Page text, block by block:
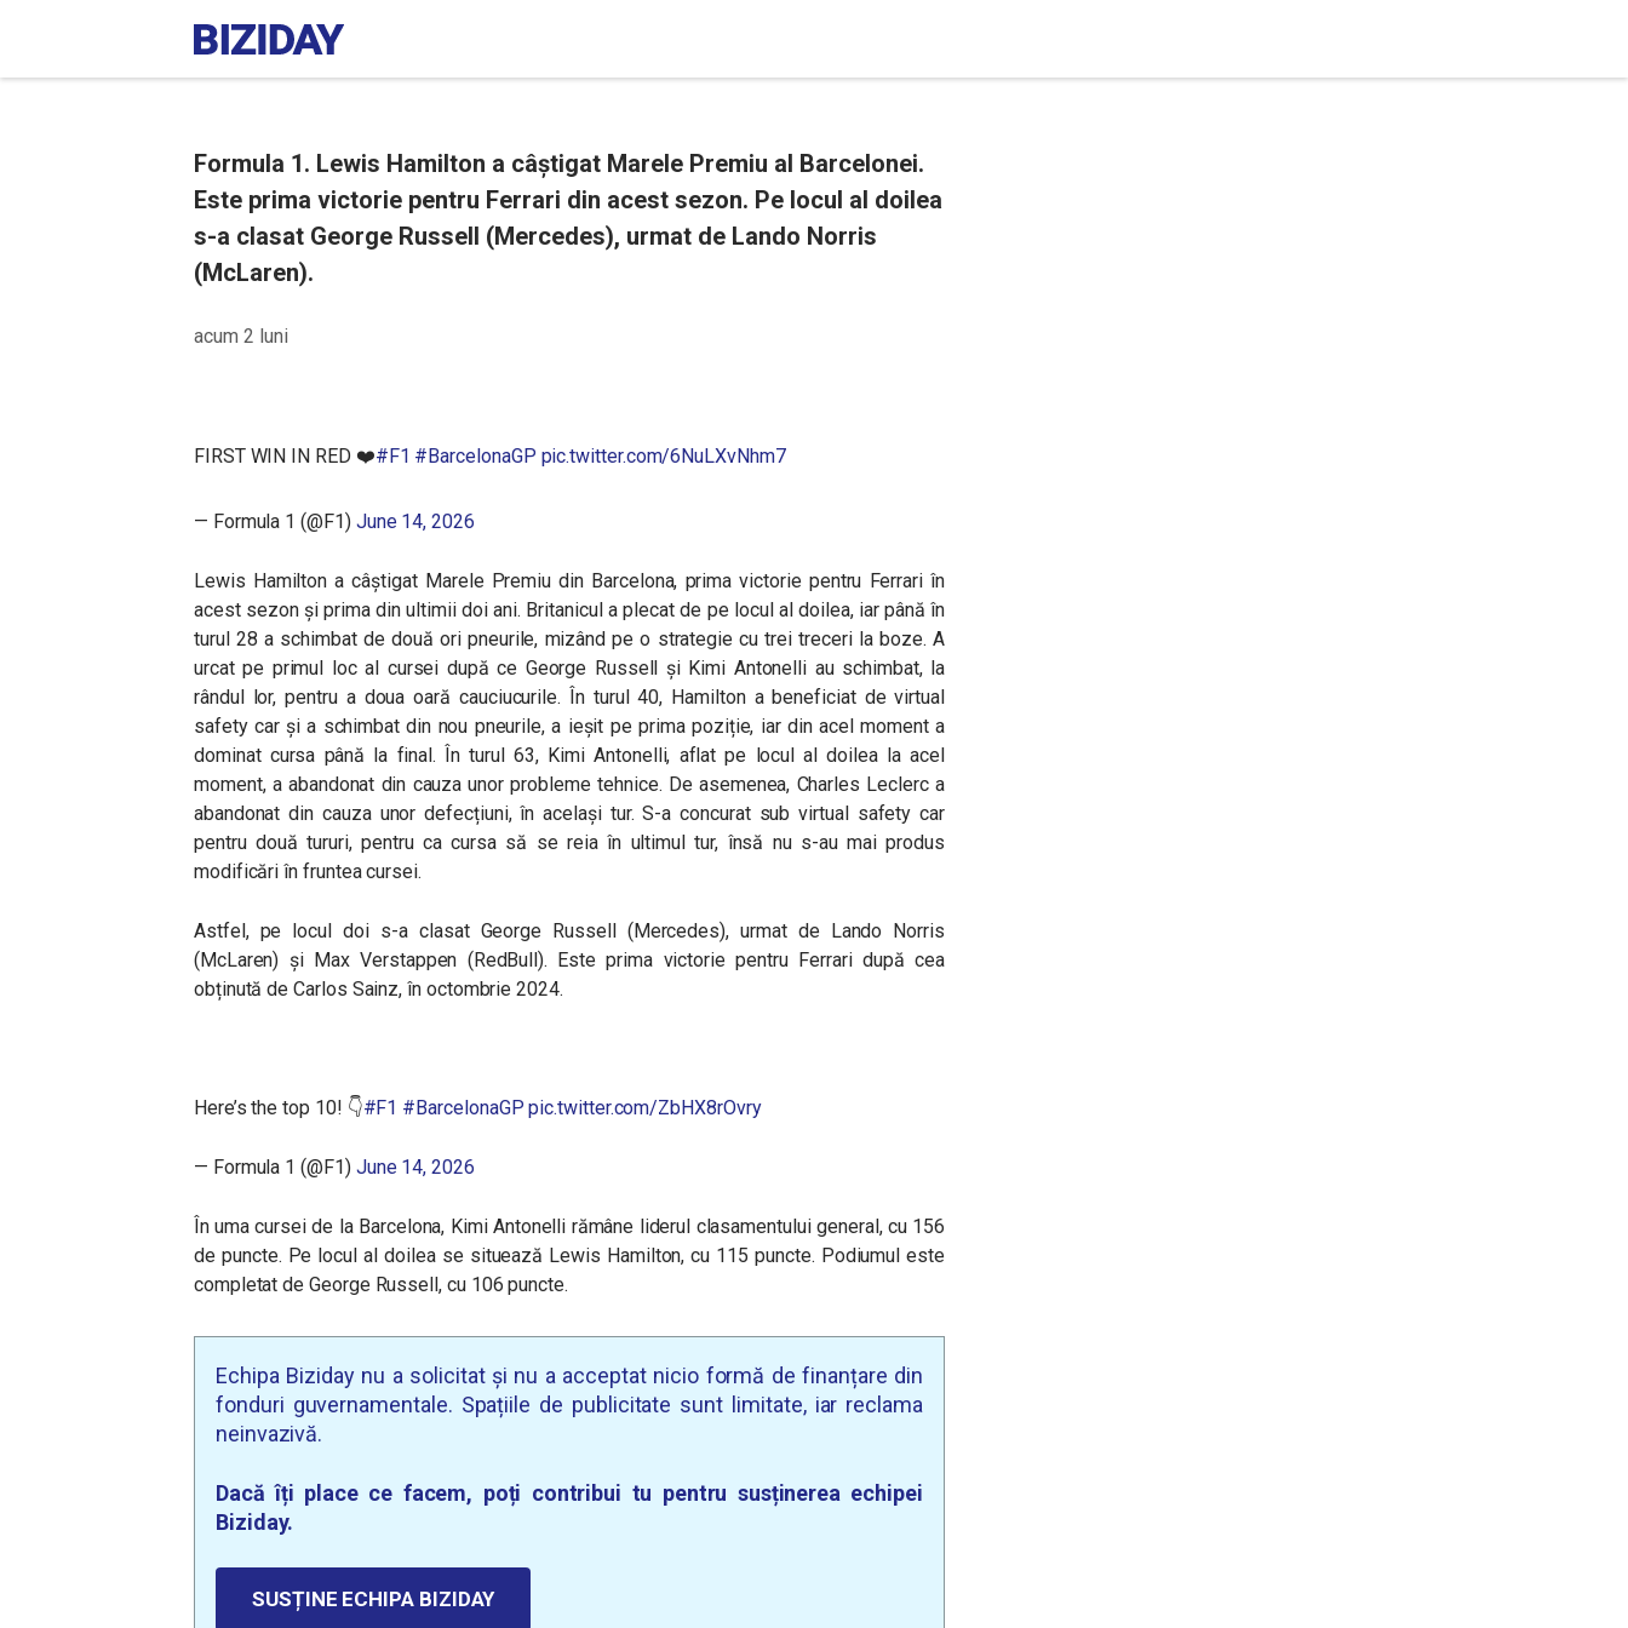
Formula 1. Lewis Hamilton a câștigat Marele Premiu al Barcelonei.
Este prima victorie pentru Ferrari din acest sezon. Pe locul al doilea
s-a clasat George Russell (Mercedes), urmat de Lando Norris
(McLaren).
acum 2 luni
FIRST WIN IN RED ❤️#F1 #BarcelonaGP pic.twitter.com/6NuLXvNhm7
— Formula 1 (@F1) June 14, 2026
Lewis Hamilton a câștigat Marele Premiu din Barcelona, prima victorie pentru Ferrari în
acest sezon și prima din ultimii doi ani. Britanicul a plecat de pe locul al doilea, iar până în
turul 28 a schimbat de două ori pneurile, mizând pe o strategie cu trei treceri la boze. A
urcat pe primul loc al cursei după ce George Russell și Kimi Antonelli au schimbat, la
rândul lor, pentru a doua oară cauciucurile. În turul 40, Hamilton a beneficiat de virtual
safety car și a schimbat din nou pneurile, a ieșit pe prima poziție, iar din acel moment a
dominat cursa până la final. În turul 63, Kimi Antonelli, aflat pe locul al doilea la acel
moment, a abandonat din cauza unor probleme tehnice. De asemenea, Charles Leclerc a
abandonat din cauza unor defecțiuni, în același tur. S-a concurat sub virtual safety car
pentru două tururi, pentru ca cursa să se reia în ultimul tur, însă nu s-au mai produs
modificări în fruntea cursei.
Astfel, pe locul doi s-a clasat George Russell (Mercedes), urmat de Lando Norris
(McLaren) și Max Verstappen (RedBull). Este prima victorie pentru Ferrari după cea
obținută de Carlos Sainz, în octombrie 2024.
Here’s the top 10! 👇#F1 #BarcelonaGP pic.twitter.com/ZbHX8rOvry
— Formula 1 (@F1) June 14, 2026
În uma cursei de la Barcelona, Kimi Antonelli rămâne liderul clasamentului general, cu 156
de puncte. Pe locul al doilea se situează Lewis Hamilton, cu 115 puncte. Podiumul este
completat de George Russell, cu 106 puncte.
Echipa Biziday nu a solicitat și nu a acceptat nicio formă de finanțare din
fonduri guvernamentale. Spațiile de publicitate sunt limitate, iar reclama
neinvazivă.
Dacă îți place ce facem, poți contribui tu pentru susținerea echipei
Biziday.
SUSȚINE ECHIPA BIZIDAY